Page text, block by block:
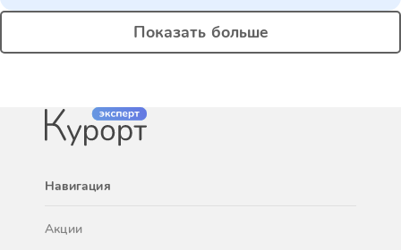
Показать больше
Навигация
Акции